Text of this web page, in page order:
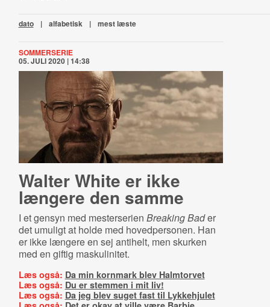
dato | alfabetisk | mest læste
SOMMERSERIE
05. JULI 2020 | 14:38
Walter White er ikke
længere den samme
I et gensyn med mesterserien Breaking Bader
det umuligt at holde med hovedpersonen. Han
er ikke længere en sej antihelt, men skurken
med en giftig maskulinitet.
Læs også: Da min kornmark blev Halmtorvet
Læs også: Du er stemmen i mit liv!
Læs også: Da jeg blev suget fast til Lykkehjulet